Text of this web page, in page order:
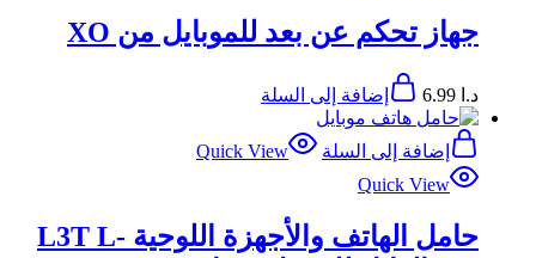
جهاز تحكم عن بعد للموبايل من XO
د.ا إضافة إلى السلة
إضافة إلى السلة
Quick View
Quick View
حامل الهاتف والأجهزة اللوحية L3T L-